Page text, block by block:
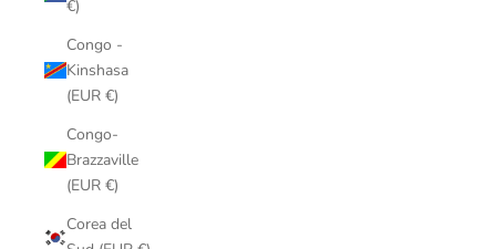
€)
Congo -
Kinshasa
(EUR €)
Congo-
Brazzaville
(EUR €)
Corea del